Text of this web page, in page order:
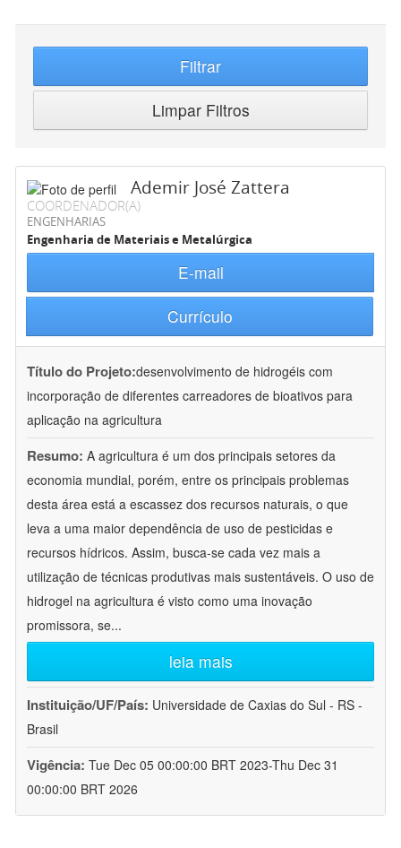
Filtrar
Limpar Filtros
Ademir José Zattera
COORDENADOR(A)
ENGENHARIAS
Engenharia de Materiais e Metalúrgica
E-mail
Currículo
Título do Projeto:desenvolvimento de hidrogéis com
incorporação de diferentes carreadores de bioativos para
aplicação na agricultura
Resumo: A agricultura é um dos principais setores da
economia mundial, porém, entre os principais problemas
desta área está a escassez dos recursos naturais, o que
leva a uma maior dependência de uso de pesticidas e
recursos hídricos. Assim, busca-se cada vez mais a
utilização de técnicas produtivas mais sustentáveis. O uso de
hidrogel na agricultura é visto como uma inovação
promissora, se...
leia mais
Instituição/UF/País: Universidade de Caxias do Sul - RS -
Brasil
Vigência: Tue Dec 05 00:00:00 BRT 2023-Thu Dec 31
00:00:00 BRT 2026